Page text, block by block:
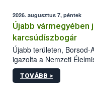
2026. augusztus 7, péntek
Újabb vármegyében
karcsúdíszbogár
Újabb területen,
igazolta a Nemzeti
kőrisrontó
kártevőt nem csak
TOVÁBB >